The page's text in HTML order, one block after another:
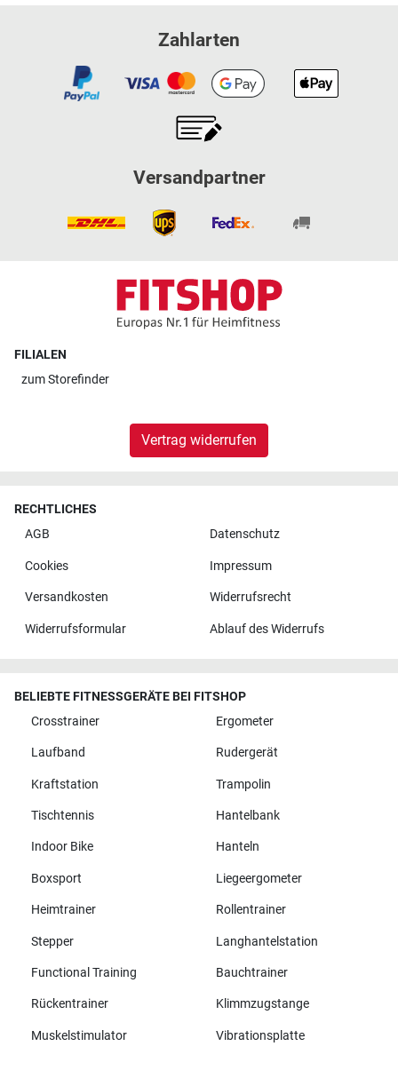
Zahlarten
Versandpartner
FILIALEN
zumStorefinder
Vertrag widerrufen
RECHTLICHES
AGB
Datenschutz
Cookies Impressum
Versandkosten Widerrufsrecht
Widerrufsformular Ablauf des Widerrufs
BELIEBTE FITNESSGERÄTE BEI FITSHOP
Crosstrainer
Ergometer
Laufband Rudergerät
Kraftstation Trampolin
Tischtennis Hantelbank
Indoor Bike Hanteln
Boxsport Liegeergometer
Heimtrainer Rollentrainer
Stepper Langhantelstation
Functional Training Bauchtrainer
Rückentrainer Klimmzugstange
Muskelstimulator Vibrationsplatte